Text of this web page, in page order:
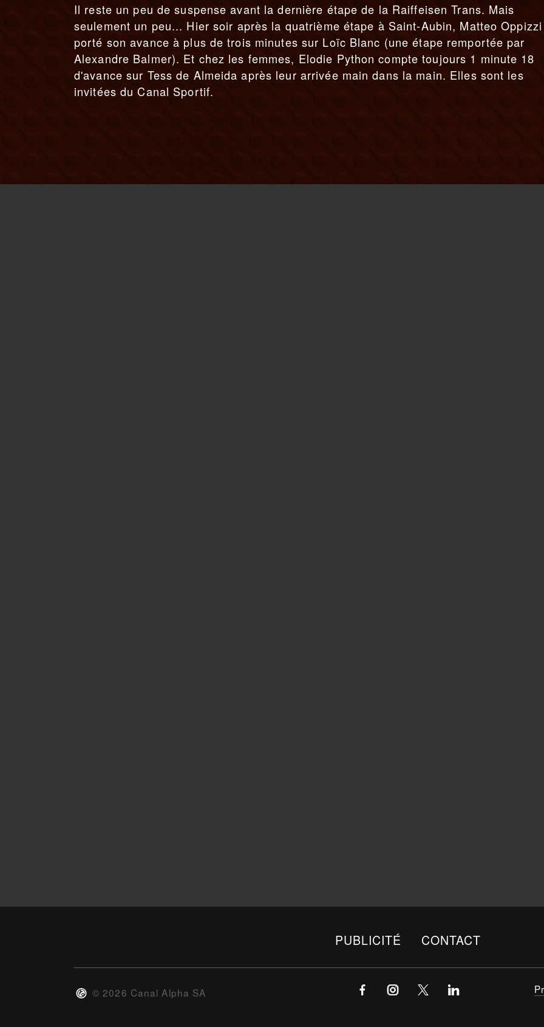
Il reste un peu de suspense avant la dernière étape de la Raiffeisen Trans. Mais
seulement un peu... Hier soir après la quatrième étape à Saint-Aubin, Matteo
porté son avance à plus de trois minutes sur Loïc Blanc (une étape remportée par
Alexandre Balmer). Et chez les femmes, Elodie Python compte toujours 1 minute 18
d'avance sur Tess de Almeida après leur arrivée main dans la main. Elles sont les
invitées du Canal Sportif.
PUBLICITÉ CONTACT
© 2026 Canal Alpha SA